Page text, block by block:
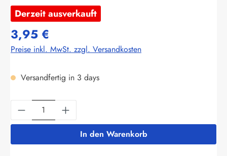
Derzeit ausverkauft
3,95 €
Preise inkl. MwSt. zzgl. Versandkosten
Versandfertig in 3 days
Produkt Anzahl: Gib den gewünschten
In den Warenkorb